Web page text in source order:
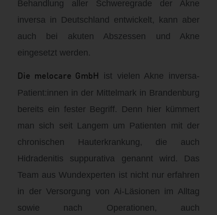
Behandlung aller Schweregrade der Akne
inversa in Deutschland entwickelt, kann aber
auch bei akuten Abszessen und Akne
eingesetzt werden.
Die melocare GmbH
ist vielen Akne inversa-
Patient:innen in der Mittelmark in Brandenburg
bereits ein fester Begriff. Denn hier kümmert
man sich seit Langem um Patienten mit der
chronischen Hauterkrankung, die auch
Hidradenitis suppurativa genannt wird. Das
Team aus Wundexperten ist nicht nur erfahren
in der Versorgung von Ai-Läsionen im Alltag
sowie nach Operationen, auch